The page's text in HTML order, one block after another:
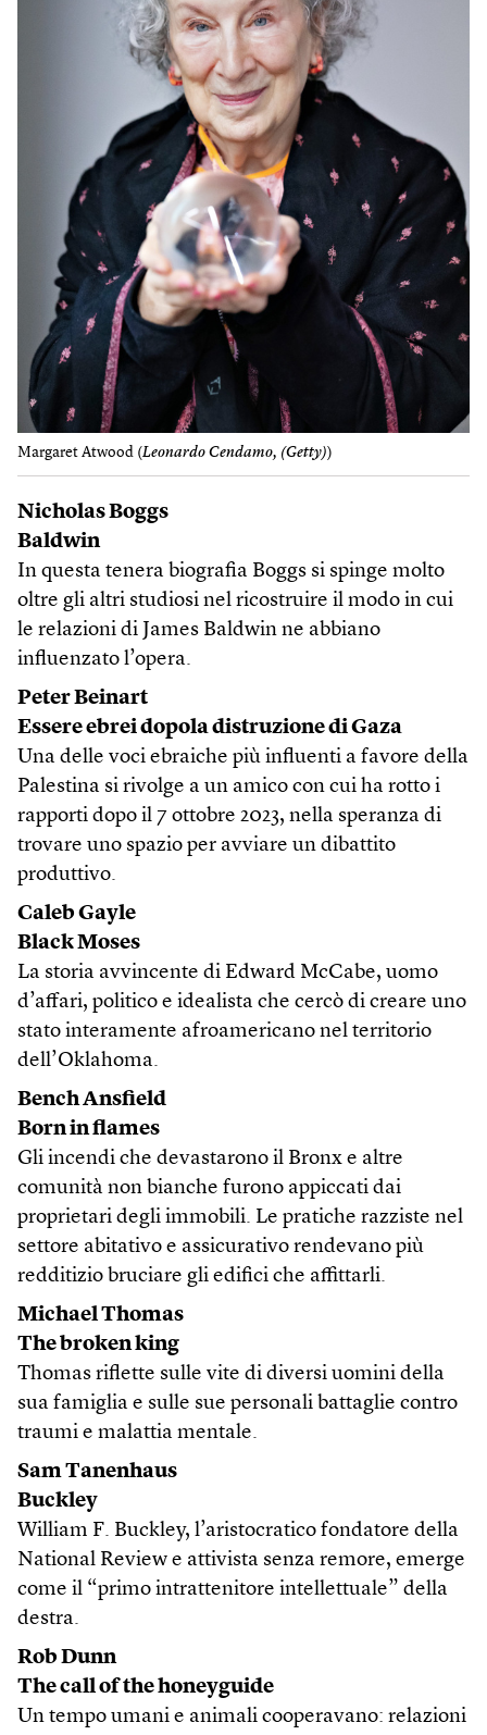
Margaret Atwood (Leonardo Cendamo, (Getty))
Nicholas Boggs
Baldwin
In questa tenera biografia Boggs si spinge molto
oltre gli altri studiosi nel ricostruire il modo in cui
le relazioni di James Baldwin ne abbiano
influenzato l’opera.
Peter Beinart
Essere ebrei dopola distruzione di Gaza
Una delle voci ebraiche più influenti a favore della
Palestina si rivolge a un amico con cui ha rotto i
rapporti dopo il 7 ottobre 2023, nella speranza di
trovare uno spazio per avviare un dibattito
produttivo.
Caleb Gayle
Black Moses
La storia avvincente di Edward McCabe, uomo
d’affari, politico e idealista che cercò di creare uno
stato interamente afroamericano nel territorio
dell’Oklahoma.
Bench Ansfield
Born in flames
Gli incendi che devastarono il Bronx e altre
comunità non bianche furono appiccati dai
proprietari degli immobili. Le pratiche razziste nel
settore abitativo e assicurativo rendevano più
redditizio bruciare gli edifici che affittarli.
Michael Thomas
The broken king
Thomas riflette sulle vite di diversi uomini della
sua famiglia e sulle sue personali battaglie contro
traumi e malattia mentale.
Sam Tanenhaus
Buckley
William F. Buckley, l’aristocratico fondatore della
National Review e attivista senza remore, emerge
come il “primo intrattenitore intellettuale” della
destra.
Rob Dunn
The call of the honeyguide
Un tempo umani e animali cooperavano: relazioni